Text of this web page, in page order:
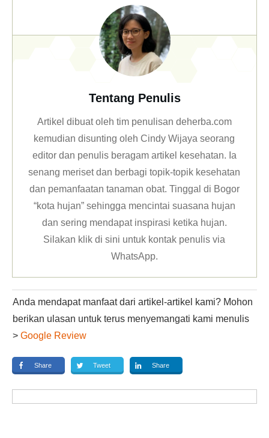
Tentang Penulis
Artikel dibuat oleh tim penulisan deherba.com
kemudian disunting oleh Cindy Wijaya seorang
editor dan penulis beragam artikel kesehatan. Ia
senang meriset dan berbagi topik-topik kesehatan
dan pemanfaatan tanaman obat. Tinggal di Bogor
“kota hujan” sehingga mencintai suasana hujan
dan sering mendapat inspirasi ketika hujan.
Silakan klikdi sini untuk kontak penulis via
WhatsApp.
Anda mendapat manfaat dari artikel-artikel kami? Mohon
berikan ulasan untuk terus menyemangati kami menulis
> Google Review
Share Tweet Share